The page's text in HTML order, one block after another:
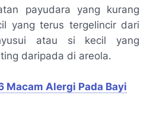
payudara yang kurang
yang terus tergelincir dari
atau si kecil yang
daripada di areola.
Macam Alergi Pada Bayi